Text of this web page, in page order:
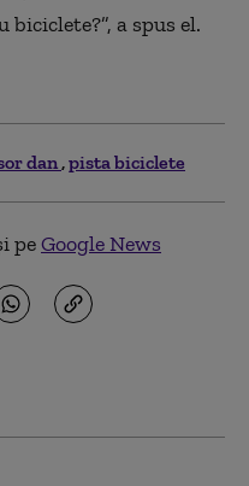
a spus el.
dan pista biciclete
peGoogle News